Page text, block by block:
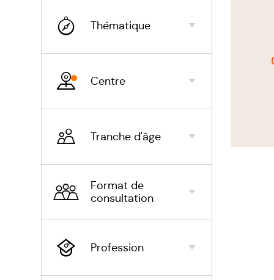
les
Thématique
Centre
Tranche d'âge
Format de
consultation
Profession